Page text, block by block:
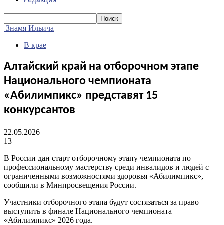
Знамя Ильича
В крае
Алтайский край на отборочном этапе
Национального чемпионата
«Абилимпикс» представят 15
конкурсантов
22.05.2026
13
В России дан старт отборочному этапу чемпионата по
профессиональному мастерству среди инвалидов и людей с
ограниченными возможностями здоровья «Абилимпикс»,
сообщили в Минпросвещения России.
Участники отборочного этапа будут состязаться за право
выступить в финале Национального чемпионата
«Абилимпикс» 2026 года.